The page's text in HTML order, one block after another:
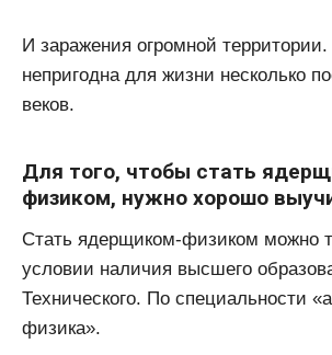
И заражения огромной территории.
непригодна для жизни несколько
веков.
Для того, чтобы стать
физиком, нужно хорошо
Стать ядерщиком-физиком можно
условии наличия высшего
Технического. По специальности
физика».